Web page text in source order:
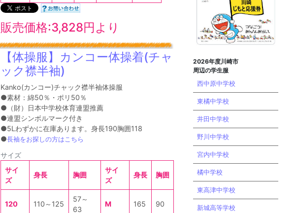
販売価格:3,828円より
【体操服】カンコー体操着(チャ
ック襟半袖)
Kanko(カンコー)チャック襟半袖体操服
●素材：綿50％・ポリ50％
●（財）日本中学校体育連盟推薦
●連盟シンボルマーク付き
●5Lわずかに在庫あります。身長190胸囲118
●長袖をお探しの方はこちら
サイズ
サイ
ズ
身長 胸囲
サイ
ズ
身長 胸囲
120 110～125
57～
63
M 165 90
2026年度川崎市
周辺の学生服
西中原中学校
東橘中学校
井田中学校
野川中学校
宮内中学校
橘中学校
東高津中学校
新城高等学校